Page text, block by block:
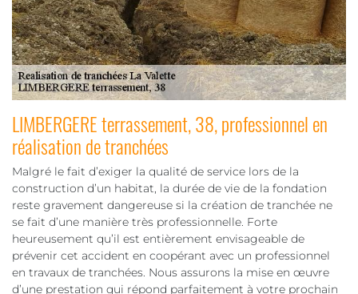
LIMBERGERE terrassement, 38, professionnel en
réalisation de tranchées
Malgré le fait d’exiger la qualité de service lors de la
construction d’un habitat, la durée de vie de la fondation
reste gravement dangereuse si la création de tranchée ne
se fait d’une manière très professionnelle. Forte
heureusement qu’il est entièrement envisageable de
prévenir cet accident en coopérant avec un professionnel
en travaux de tranchées. Nous assurons la mise en œuvre
d’une prestation qui répond parfaitement à votre prochain